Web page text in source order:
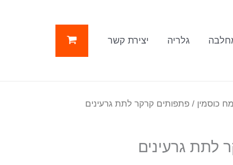
גלריה יצירת קשר
כוסמין / פתפותים קרקר לתת גרעינים
לתת גרעינים